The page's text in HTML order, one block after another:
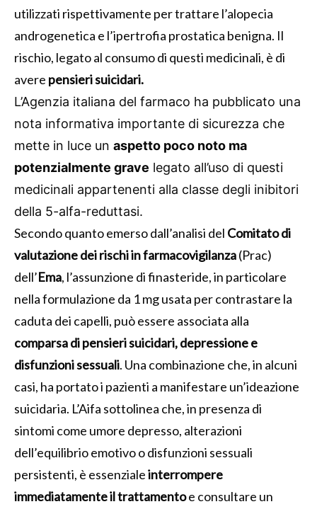
utilizzati rispettivamente per trattare l’alopecia
androgenetica e l’ipertrofia prostatica benigna. Il
rischio, legato al consumo di questi medicinali, è di
avere pensieri suicidari.
L’Agenzia italiana del farmaco ha pubblicato una
nota informativa importante di sicurezza che
mette in luce un aspetto poco noto ma
potenzialmente grave legato all’uso di questi
medicinali appartenenti alla classe degli inibitori
della 5-alfa-reduttasi.
Secondo quanto emerso dall’analisi del Comitato di
valutazione dei rischi in farmacovigilanza(Prac)
dell’Ema, l’assunzione di finasteride, in particolare
nella formulazione da 1 mg usata per contrastare la
caduta dei capelli, può essere associata alla
comparsa di pensieri suicidari, depressione e
disfunzioni sessuali. Una combinazione che, in alcuni
casi, ha portato i pazienti a manifestare un’ideazione
suicidaria. L’Aifa sottolinea che, in presenza di
sintomi come umore depresso, alterazioni
dell’equilibrio emotivo o disfunzioni sessuali
persistenti, è essenzialeinterrompere
immediatamente il trattamentoe consultare un